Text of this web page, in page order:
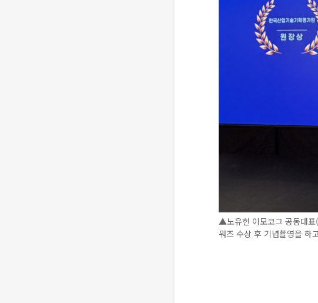
▲노유헌 이모코그 공동대표
워즈 수상 후 기념촬영을 하